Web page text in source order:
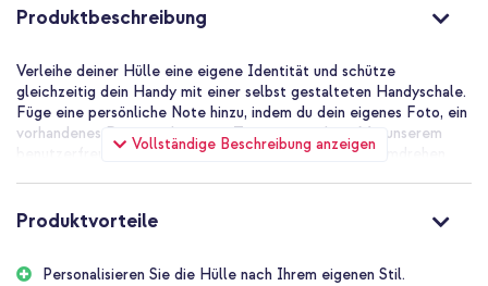
Produktbeschreibung
Vollständige Beschreibung anzeigen
Verleihe deiner Hülle eine eigene Identität und schütze
gleichzeitig dein Handy mit einer selbst gestalteten Handyschale.
Füge eine persönliche Note hinzu, indem du dein eigenes Foto, ein
vorhandenes Design oder einen Text verwendest. Mit unserem
benutzerfreundlichen Design-Tool kannst du im Handumdrehen
Persönlich und einzigartig
hinzufügen, einen lustigen Text einfügen oder aus vorhandenen
Produktvorteile
Personalisieren Sie die Hülle nach Ihrem eigenen Stil.